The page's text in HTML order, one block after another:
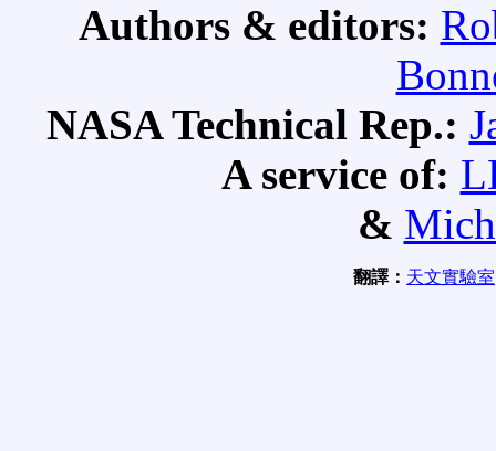
Authors & editors:
NASA Technical Rep.:
A service of:
&
翻譯： 天文實驗室